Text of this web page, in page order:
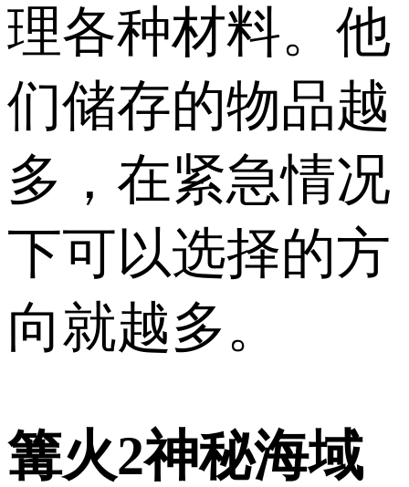
理各种材料。他
们储存的物品越
多，在紧急情况
下可以选择的方
向就越多。
篝火2神秘海域